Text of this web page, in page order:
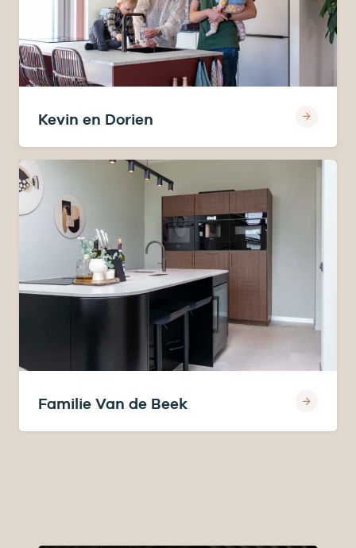
Kevin en Dorien
Familie Van de Beek